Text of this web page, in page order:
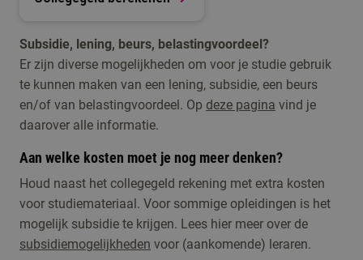
Subsidie, lening, beurs, belastingvoordeel?
Er zijn diverse mogelijkheden om voor je studie gebruik
te kunnen maken van een lening, subsidie, een beurs
en/of van belastingvoordeel. Op deze pagina vind je
daarover alle informatie.
Aan welke kosten moet je nog meer denken?
Houd naast het collegegeld rekening met extra kosten
voor studiemateriaal. Voor sommige opleidingen is het
mogelijk subsidie te krijgen. Lees hier meer over de
subsidiemogelijkheden voor (aankomende) leraren.